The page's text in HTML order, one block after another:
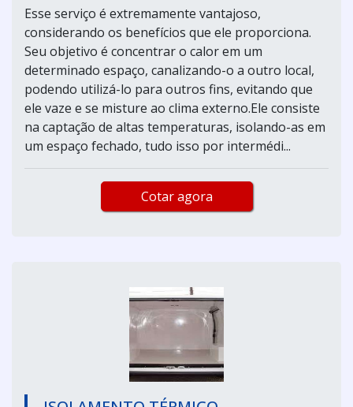
Esse serviço é extremamente vantajoso,
considerando os benefícios que ele proporciona.
Seu objetivo é concentrar o calor em um
determinado espaço, canalizando-o a outro local,
podendo utilizá-lo para outros fins, evitando que
ele vaze e se misture ao clima externo.Ele consiste
na captação de altas temperaturas, isolando-as em
um espaço fechado, tudo isso por intermédi...
Cotar agora